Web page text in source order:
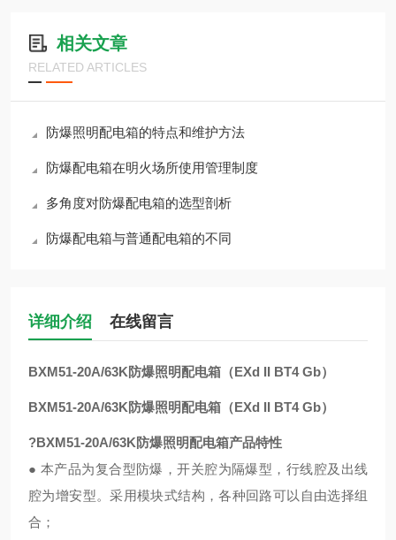
相关文章
RELATED ARTICLES
防爆照明配电箱的特点和维护方法
防爆配电箱在明火场所使用管理制度
多角度对防爆配电箱的选型剖析
防爆配电箱与普通配电箱的不同
详细介绍 在线留言
BXM51-20A/63K防爆照明配电箱（EXd II BT4 Gb）
BXM51-20A/63K防爆照明配电箱（EXd II BT4 Gb）
?BXM51-20A/63K防爆照明配电箱产品特性
● 本产品为复合型防爆，开关腔为隔爆型，行线腔及出线
腔为增安型。采用模块式结构，各种回路可以自由选择组
合；